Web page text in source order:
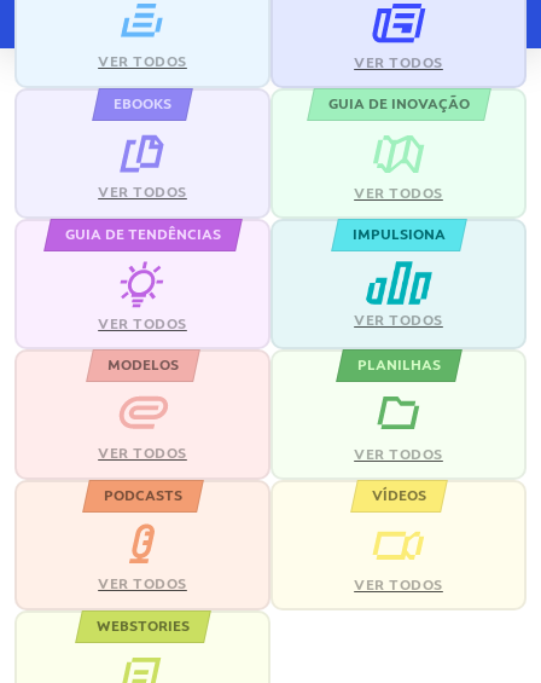
VER TODOS VER TODOS
EBOOKS
VER TODOS
GUIA DE INOVAÇÃO
VER TODOS
GUIA DE TENDÊNCIAS
VER TODOS
IMPULSIONA
VER TODOS
MODELOS
VER TODOS
PLANILHAS
VER TODOS
PODCASTS
VER TODOS
VÍDEOS
VER TODOS
WEBSTORIES